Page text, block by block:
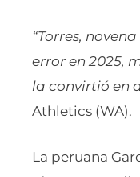
“Torres,
error en 2025,
la convirtió en
Athletics (WA).
La peruana